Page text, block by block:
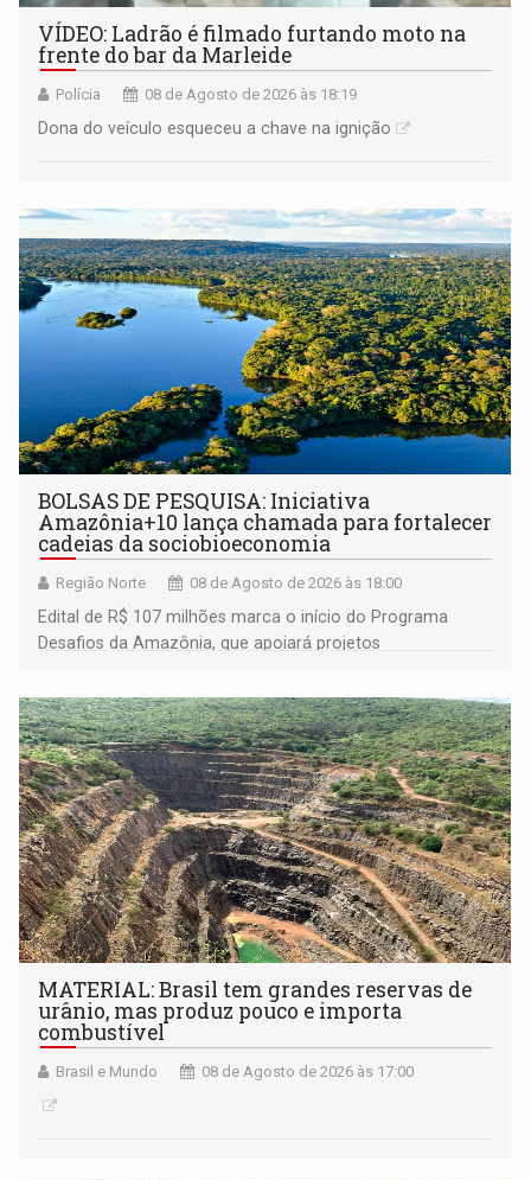
VÍDEO: Ladrão é filmado furtando moto na
frente do bar da Marleide
Polícia 08 de Agosto de 2026 às 18:19
Dona do veículo esqueceu a chave na ignição
BOLSAS DE PESQUISA: Iniciativa
Amazônia+10 lança chamada para fortalecer
cadeias da sociobioeconomia
Região Norte 08 de Agosto de 2026 às 18:00
Edital de R$ 107 milhões marca o início do Programa
Desafios da Amazônia, que apoiará projetos
submissão de pré-propostas poderá ser feita até 1º de
setembro
MATERIAL: Brasil tem grandes reservas de
urânio, mas produz pouco e importa
combustível
Brasil e Mundo 08 de Agosto de 2026 às 17:00